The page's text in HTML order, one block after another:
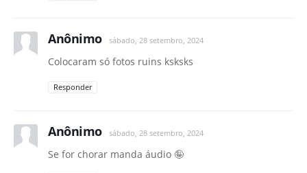
Anônimo sábado, 28 setembro, 2024
Colocaram só fotos ruins ksksks
Responder
Anônimo sábado, 28 setembro, 2024
Se for chorar manda áudio 🤪